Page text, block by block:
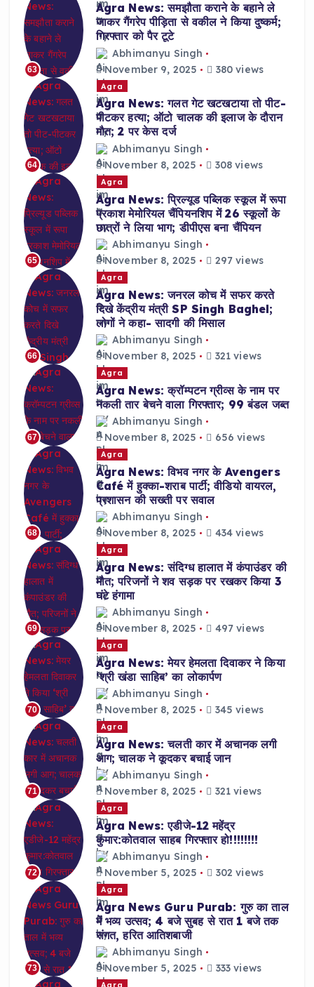
63
Agra News: समझौता कराने के बहाने ले
जाकर गैंगरेप पीड़िता से वकील ने किया दुष्कर्म;
गिरफ्तार को पैर टूटे
Abhimanyu Singh
November 9, 2025
380 views
64
Agra
Agra News: गलत गेट खटखटाया तो पीट-
पीटकर हत्या; ऑटो चालक की इलाज के दौरान
मौत; 2 पर केस दर्ज
Abhimanyu Singh
November 8, 2025
308 views
65
Agra
Agra News: प्रिल्यूड पब्लिक स्कूल में रूपा
प्रकाश मेमोरियल चैंपियनशिप में 26 स्कूलों के
छात्रों ने लिया भाग; डीपीएस बना चैंपियन
Abhimanyu Singh
November 8, 2025
297 views
66
Agra
Agra News: जनरल कोच में सफर करते
दिखे केंद्रीय मंत्री SP Singh Baghel;
लोगों ने कहा- सादगी की मिसाल
Abhimanyu Singh
November 8, 2025
321 views
67
Agra
Agra News: क्रॉम्पटन ग्रीव्स के नाम पर
नकली तार बेचने वाला गिरफ्तार; 99 बंडल जब्त
Abhimanyu Singh
November 8, 2025
656 views
68
Agra
Agra News: विभव नगर के Avengers
Café में हुक्का-शराब पार्टी; वीडियो वायरल,
प्रशासन की सख्ती पर सवाल
Abhimanyu Singh
November 8, 2025
434 views
69
Agra
Agra News: संदिग्ध हालात में कंपाउंडर की
मौत; परिजनों ने शव सड़क पर रखकर किया 3
घंटे हंगामा
Abhimanyu Singh
November 8, 2025
497 views
70
Agra
Agra News: मेयर हेमलता दिवाकर ने किया
‘श्री खंडा साहिब’ का लोकार्पण
Abhimanyu Singh
November 8, 2025
345 views
71
Agra
Agra News: चलती कार में अचानक लगी
आग; चालक ने कूदकर बचाई जान
Abhimanyu Singh
November 8, 2025
321 views
72
Agra
Agra News: एडीजे-12 महेंद्र
कुमार:कोतवाल साहब गिरफ्तार हो!!!!!!!!
Abhimanyu Singh
November 5, 2025
302 views
73
Agra
Agra News Guru Purab: गुरु का ताल
में भव्य उत्सव; 4 बजे सुबह से रात 1 बजे तक
संगत, हरित आतिशबाजी
Abhimanyu Singh
November 5, 2025
333 views